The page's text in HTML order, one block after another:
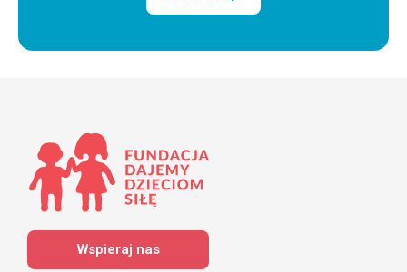
Wspieraj nas